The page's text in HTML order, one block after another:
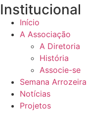
Institucional
Início
A Associação
A Diretoria
História
Associe-se
Semana Arrozeira
Notícias
Projetos